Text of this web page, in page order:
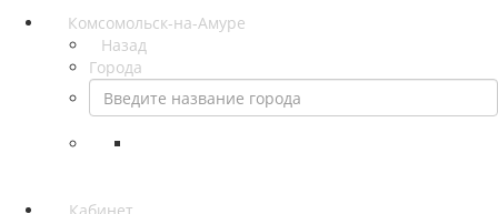
Комсомольск-на-Амуре
Назад
Города